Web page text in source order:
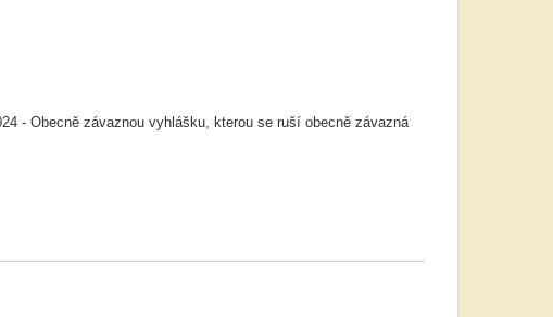
- Obecně závaznou vyhlášku, kterou se ruší obecně závazná